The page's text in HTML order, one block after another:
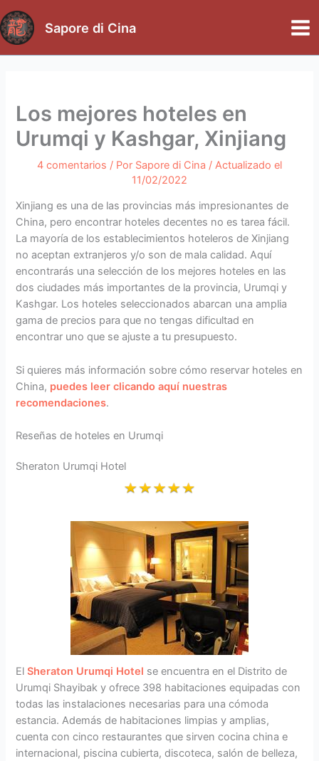
al
contenido
Sapore di Cina
Los mejores hoteles en
Urumqi y Kashgar, Xinjiang
4 comentarios / Por Sapore di Cina / Actualizado el
11/02/2022
Xinjiang es una de las provincias más impresionantes de
China, pero encontrar hoteles decentes no es tarea fácil.
La mayoría de los establecimientos hoteleros de Xinjiang
no aceptan extranjeros y/o son de mala calidad. Aquí
encontrarás una selección de los mejores hoteles en las
dos ciudades más importantes de la provincia, Urumqi y
Kashgar. Los hoteles seleccionados abarcan una amplia
gama de precios para que no tengas dificultad en
encontrar uno que se ajuste a tu presupuesto.
Si quieres más información sobre cómo reservar hoteles en
China, puedes leer clicando aquí nuestras
recomendaciones.
Reseñas de hoteles en Urumqi
Sheraton Urumqi Hotel
ElSheraton Urumqi Hotel se encuentra en el Distrito de
Urumqi Shayibak y ofrece 398 habitaciones equipadas con
todas las instalaciones necesarias para una cómoda
estancia. Además de habitaciones limpias y amplias,
cuenta con cinco restaurantes que sirven cocina china e
internacional, piscina cubierta, discoteca, salón de belleza,